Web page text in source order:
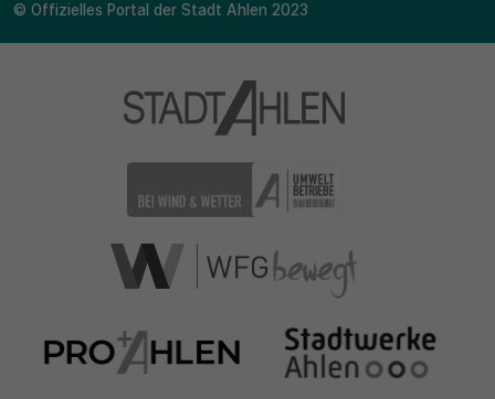
© Offizielles Portal der Stadt Ahlen 2023